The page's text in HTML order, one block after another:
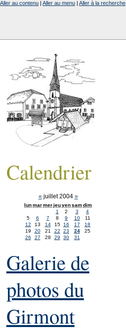
Aller au contenu | Aller au menu | Aller à la recherche
Calendrier
« juillet 2004 »
lunmarmerjeuvensamdim
1
2 3
4
5
6 7 8 9 10
11
12
13 14 15 16 17
18
19
20 21 22 23 24
25
26
27 28 29 30 31
Galerie de
photos du
Girmont